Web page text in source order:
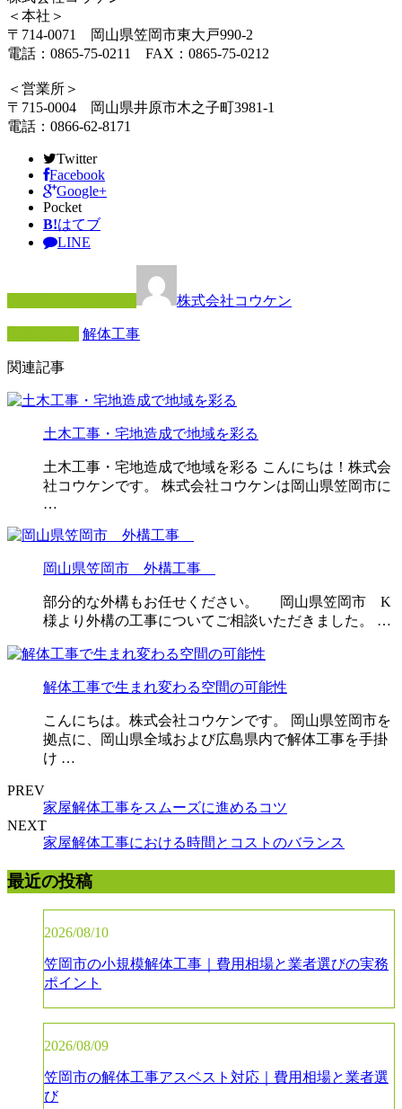
＜本社＞
〒714-0071 岡山県笠岡市東大戸990-2
電話：0865-75-0211 FAX：0865-75-0212
＜営業所＞
〒715-0004 岡山県井原市木之子町3981-1
電話：0866-62-8171
Twitter
Facebook
Google+
Pocket
B!はてブ
LINE
株式会社コウケン
解体工事
関連記事
土木工事・宅地造成で地域を彩る
土木工事・宅地造成で地域を彩る こんにちは！株式会
社コウケンです。 株式会社コウケンは岡山県笠岡市に
…
岡山県笠岡市 外構工事
部分的な外構もお任せください。 岡山県笠岡市 K
様より外構の工事についてご相談いただきました。 …
解体工事で生まれ変わる空間の可能性
こんにちは。株式会社コウケンです。 岡山県笠岡市を
拠点に、岡山県全域および広島県内で解体工事を手掛
け …
PREV
家屋解体工事をスムーズに進めるコツ
NEXT
家屋解体工事における時間とコストのバランス
最近の投稿
2026/08/10
笠岡市の小規模解体工事｜費用相場と業者選びの実務
ポイント
2026/08/09
笠岡市の解体工事アスベスト対応｜費用相場と業者選
び